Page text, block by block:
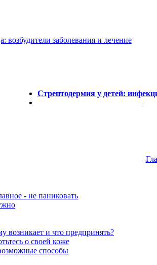
возбудители заболевания и лечение
Стрептодермия у детей:
- не паниковать
возникает и что предпринять?
о своей коже
способы